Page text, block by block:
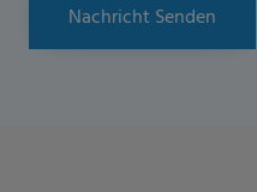
Nachricht Senden